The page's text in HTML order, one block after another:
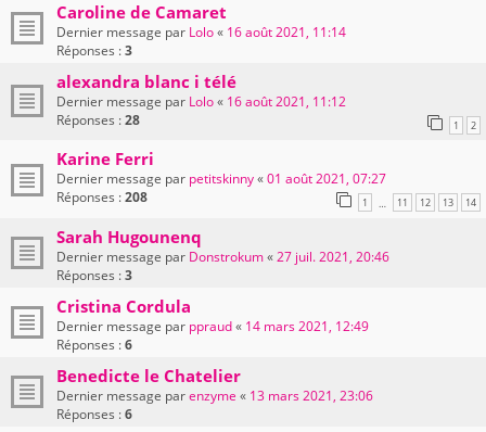
Caroline de Camaret
Dernier message par Lolo« 16 août 2021, 11:14
Réponses :3
alexandra blanc i télé
Dernier message par Lolo« 16 août 2021, 11:12
Réponses :28 1 2
Karine Ferri
Dernier message par petitskinny«01 août 2021, 07:27
Réponses :208 1 … 11 12 13 14
Sarah Hugounenq
Dernier message par Donstrokum«27 juil. 2021, 20:46
Réponses :3
Cristina Cordula
Dernier message par ppraud« 14 mars 2021, 12:49
Réponses :6
Benedicte le Chatelier
Dernier message parenzyme « 13 mars 2021, 23:06
Réponses :6